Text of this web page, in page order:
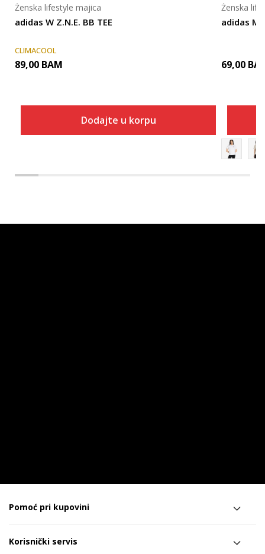
adidas W Z.N.E. BB TEE
Ženska lifestyle majica
CLIMACOOL
89,00 BAM
Dodajte u korpu
adidas
Ženska
69,00
Pomoć pri kupovini
Korisnički servis